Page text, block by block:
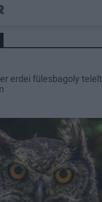
erdei fülesbagoly telelt